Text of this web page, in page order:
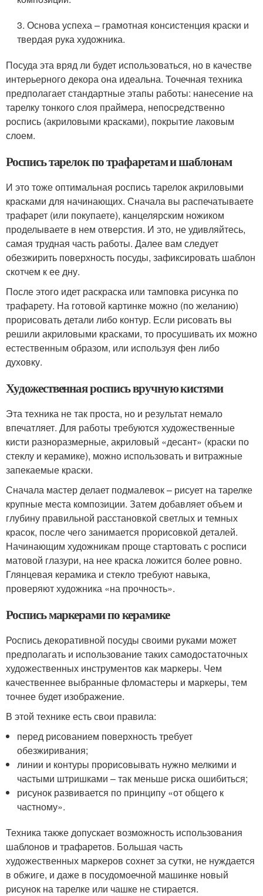
3. Основа успеха – грамотная консистенция краски и
твердая рука художника.
Посуда эта вряд ли будет использоваться, но в качестве
интерьерного декора она идеальна. Точечная техника
предполагает стандартные этапы работы: нанесение на
тарелку тонкого слоя праймера, непосредственно
роспись (акриловыми красками), покрытие лаковым
слоем.
Роспись тарелок по трафаретам и шаблонам
И это тоже оптимальная роспись тарелок акриловыми
красками для начинающих. Сначала вы распечатываете
трафарет (или покупаете), канцелярским ножиком
проделываете в нем отверстия. И это, не удивляйтесь,
самая трудная часть работы. Далее вам следует
обезжирить поверхность посуды, зафиксировать шаблон
скотчем к ее дну.
После этого идет раскраска или тамповка рисунка по
трафарету. На готовой картинке можно (по желанию)
прорисовать детали либо контур. Если рисовать вы
решили акриловыми красками, то просушивать их можно
естественным образом, или используя фен либо
духовку.
Художественная роспись вручную кистями
Эта техника не так проста, но и результат немало
впечатляет. Для работы требуются художественные
кисти разноразмерные, акриловый «десант» (краски по
стеклу и керамике), можно использовать и витражные
запекаемые краски.
Сначала мастер делает подмалевок – рисует на тарелке
крупные места композиции. Затем добавляет объем и
глубину правильной расстановкой светлых и темных
красок, после чего занимается прорисовкой деталей.
Начинающим художникам проще стартовать с росписи
матовой глазури, на нее краска ложится более ровно.
Глянцевая керамика и стекло требуют навыка,
проверяют художника «на прочность».
Роспись маркерами по керамике
Роспись декоративной посуды своими руками может
предполагать и использование таких самодостаточных
художественных инструментов как маркеры. Чем
качественнее выбранные фломастеры и маркеры, тем
точнее будет изображение.
В этой технике есть свои правила:
перед рисованием поверхность требует
обезжиривания;
линии и контуры прорисовывать нужно мелкими и
частыми штришками – так меньше риска ошибиться;
рисунок развивается по принципу «от общего к
частному».
Техника также допускает возможность использования
шаблонов и трафаретов. Большая часть
художественных маркеров сохнет за сутки, не нуждается
в обжиге, и даже в посудомоечной машинке новый
рисунок на тарелке или чашке не стирается.